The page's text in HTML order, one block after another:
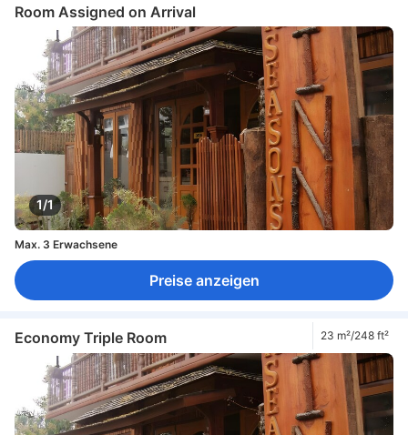
Room Assigned on Arrival
1/1
Max. 3 Erwachsene
Preise anzeigen
Economy Triple Room 23 m²/248 ft²